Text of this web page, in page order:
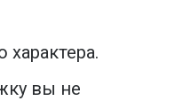
вы не